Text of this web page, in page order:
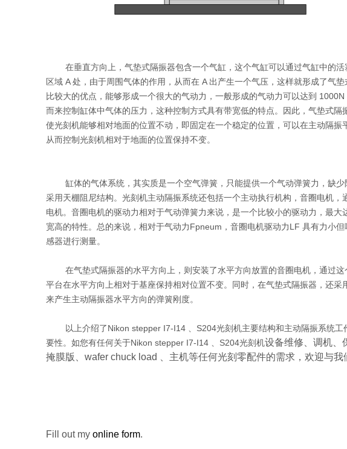
在垂直方向上，气垫式隔振器包含一个气缸，这个气缸可以通过气缸中的
区域 A处，由于周围气体的作用，从而在 A 出产生一个气压，这样就形成了气
比较大的优点，能够形成一个很大的气动力，一般形成的气动力可以达到 1000N
而来控制缸体中气体的压力，这种控制方式具有带宽低的特点。因此，气垫式
使光刻机能够相对地面的位置不动，即固定在一个稳定的位置，可以在主动隔振
从而控制光刻机相对于地面的位置保持不变。
缸体的气体系统，其实质是一个空气弹簧，只能提供一个气动弹簧力，缺
采用天棚阻尼结构。光刻机主动隔振系统还包括一个主动执行机构，音圈电机
电机。音圈电机的驱动力相对于气动弹簧力来说，是一个比较小的驱动力，最大
宽高的特性。总的来说，相对于气动力Fpneum ，音圈电机驱动力LF 具有力小但
感器进行测量。
在气垫式隔振器的水平方向上，则安装了水平方向放置的音圈电机，通过
平台在水平方向上相对于基座保持相对位置不变。同时，在气垫式隔振器，还
来产生主动隔振器水平方向的弹簧刚度。
以上介绍了Nikon stepper I7-I14 、S204光刻机主要结构和主动隔振系统
要性。如您有任何关于Nikon stepper I7-I14 、S204光刻机设备维修、调机、
掩膜版、wafer chuck load 、主机等任何光刻零配件的需求，欢迎与我
Fill out my online form.